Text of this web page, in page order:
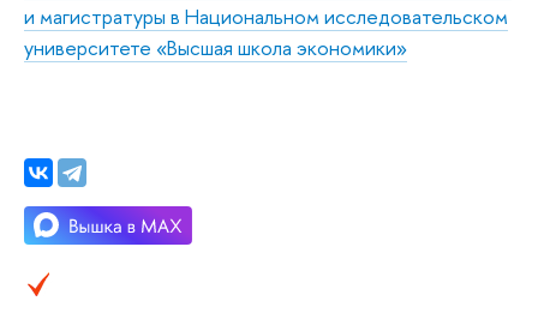
и магистратуры в Национальном исследовательском
университете «Высшая школа экономики»